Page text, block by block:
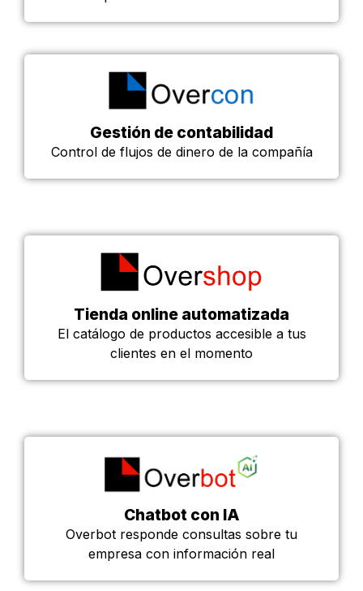
Gestión de contabilidad
Control de flujos de dinero de la compañía
Tienda online automatizada
El catálogo de productos accesible a tus
clientes en el momento
Chatbot con IA
Overbot responde consultas sobre tu
empresa con información real